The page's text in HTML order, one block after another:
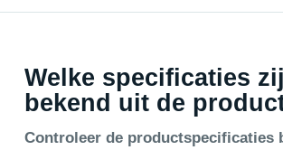
Welke specificaties
bekend uit de
Controleer de productspecificaties